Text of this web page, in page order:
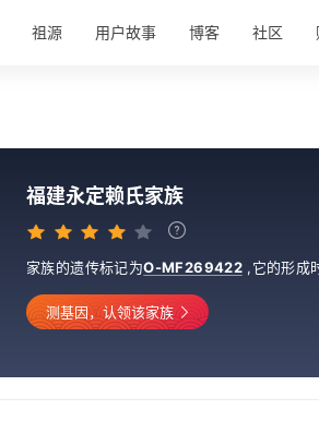
祖源 用户故事 博客 社区
福建永定赖氏家族
家族的遗传标记为O-MF269422 ,它的形成
测基因，认领该家族